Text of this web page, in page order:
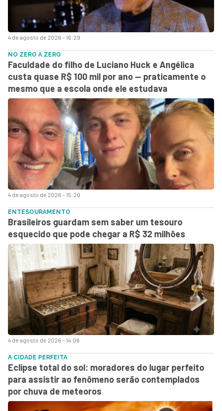
4 de agosto de 2026 - 16:29
4 de agosto de 2026 - 15:20
NO ZERO A ZERO
Faculdade do filho de Luciano Huck e Angélica
custa quase R$ 100 mil por ano — praticamente o
mesmo que a escola onde ele estudava
4 de agosto de 2026 - 14:06
ENTESOURAMENTO
Brasileiros guardam sem saber um tesouro
esquecido que pode chegar a R$ 32 milhões
A CIDADE PERFEITA
Eclipse total do sol: moradores do lugar perfeito
para assistir ao fenômeno serão contemplados
por chuva de meteoros